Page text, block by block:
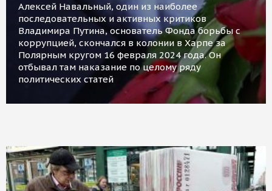
Алексей Навальный, один из наиболее
последовательных и активных критиков
Владимира Путина, основатель Фонда борьбы с
коррупцией, скончался в колонии в Харпе за
Полярным кругом 16 февраля 2024 года. Он
отбывал там наказание по целому ряду
политических статей